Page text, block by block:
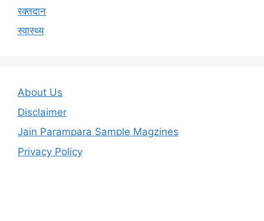
रक्तदान
स्वास्थ्य
About Us
Disclaimer
Jain Parampara Sample Magzines
Privacy Policy